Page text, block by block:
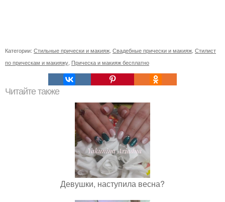
Категории: Стильные прически и макияж Свадебные прически и макияж Стилист
по прическам и макияжу Прическа и макияж бесплатно
Читайте также
Девушки, наступила весна?